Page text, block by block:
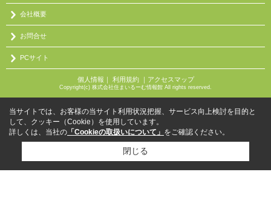
会社概要
お問合せ
PCサイト
個人情報 ｜ 利用規約｜ アクセスマップ
Copyright(c) 株式会社住まいるーむ情報館 All rights reserved.
当サイトでは、お客様の当サイト利用状況把握、サービス向上検討を目的と
して、クッキー（Cookie）を使用しています。
詳しくは、当社の 「Cookieの取扱いについて」 をご確認ください。
閉じる